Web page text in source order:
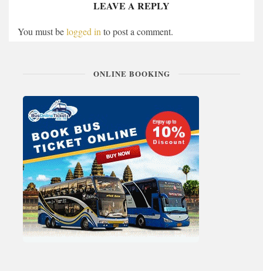
LEAVE A REPLY
You must belogged into post a comment.
ONLINE BOOKING